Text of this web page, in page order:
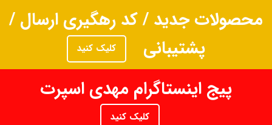
محصولات جدید / کد رهگیری ارسال /
پشتیبانی
کلیک کنید
پیج اینستاگرام مهدی اسپرت
کلیک کنید